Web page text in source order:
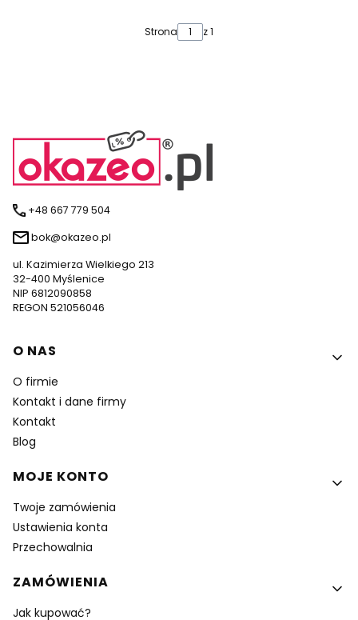
Strona z 1
+48 667 779 504
bok@okazeo.pl
ul. Kazimierza Wielkiego 213
32-400 Myślenice
NIP 6812090858
REGON 521056046
Linki w stopce
O NAS
O firmie
Kontakt i dane firmy
Kontakt
Blog
MOJE KONTO
Twoje zamówienia
Ustawienia konta
Przechowalnia
ZAMÓWIENIA
Jak kupować?